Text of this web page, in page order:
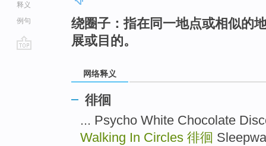
释义
例句
绕圈子：指在同一地点或相似的
展或目的。
网络释义
徘徊
... Psycho White Chocolate
Walking In Circles 徘徊